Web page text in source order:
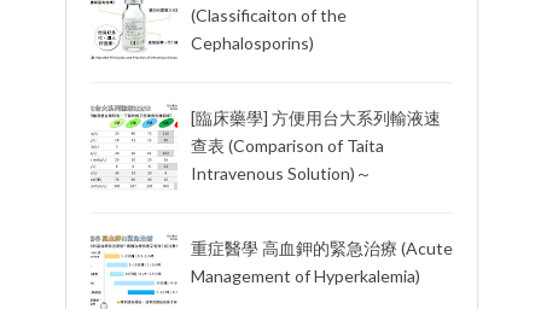
(Classificaiton of the
Cephalosporins)
[臨床藥學] 方便用台大系列輸液速
查表 (Comparison of Taita
Intravenous Solution)～
重症醫學 高血鉀的緊急治療 (Acute
Management of Hyperkalemia)